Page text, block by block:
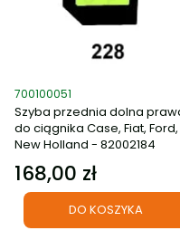
Kod produktu
700100051
Szyba przednia dolna
do ciągnika Case, Fiat, Ford,
New Holland - 82002184
Cena
168,00 zł
DO KOSZYKA